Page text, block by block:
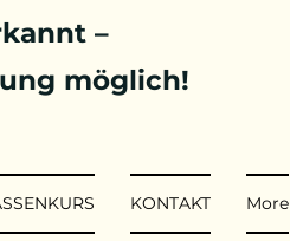
–
möglich!
KONTAKT More